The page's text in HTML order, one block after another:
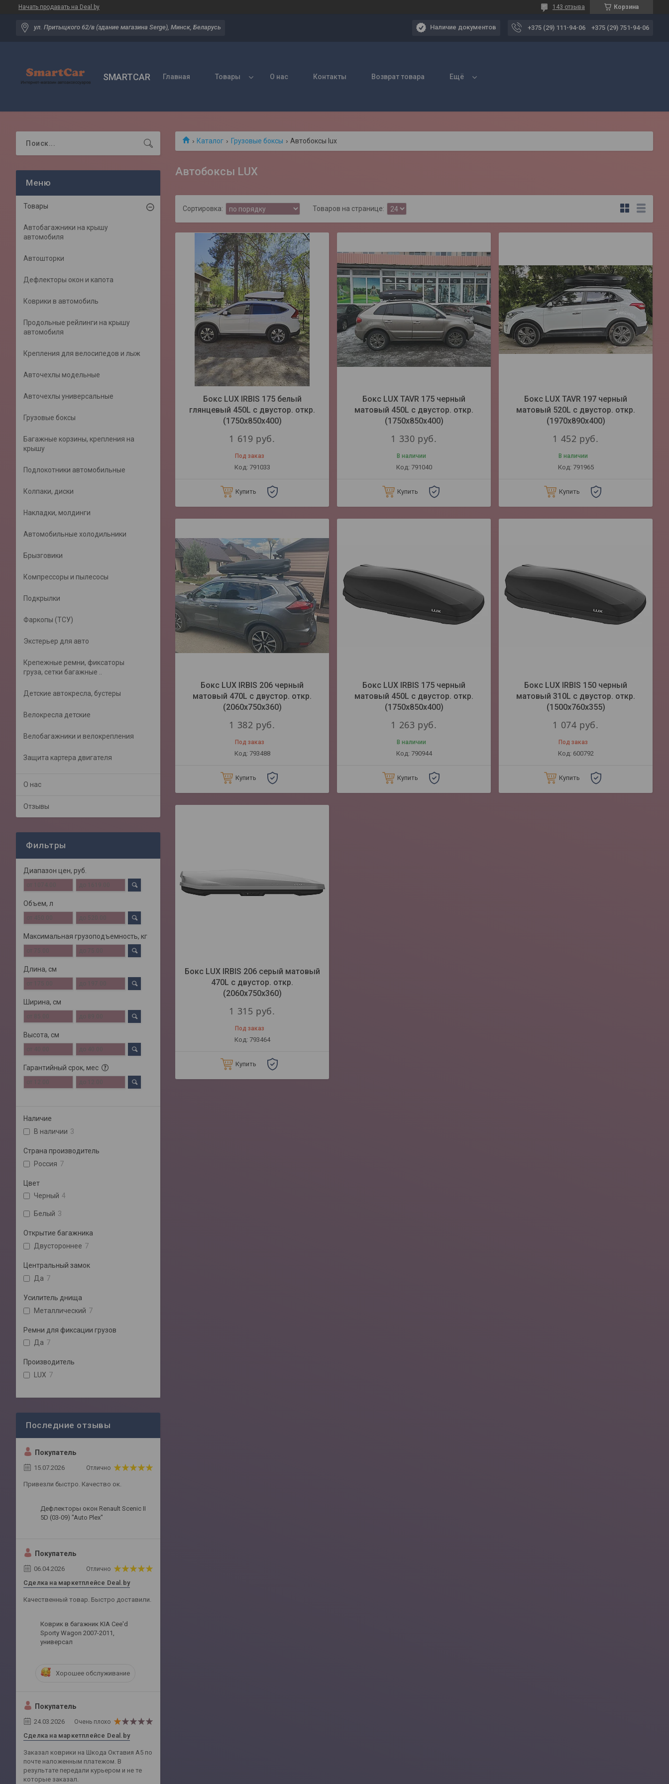
Начать продавать на Deal.by Корзина
143 отзыва
ул. Притыцкого 62/в (здание магазина Serge), Минск, Беларусь Наличие документов +375 (29) 111-94-06 +375 (29) 751-94-06
SMARTCAR Главная Товары О нас Контакты Возврат товара Ещё
Каталог Грузовые боксы Автобоксы lux
Автобоксы LUX
Бокс LUX IRBIS 175 белый
глянцевый 450L с двустор. откр.
(1750х850х400)
1 619 руб.
Под заказ
791033
Купить
Бокс LUX TAVR 175 черный
матовый 450L с двустор. откр.
(1750х850х400)
1 330 руб.
В наличии
791040
Купить
Бокс LUX TAVR 197 черный
матовый 520L с двустор. откр.
(1970х890х400)
1 452 руб.
В наличии
791965
Купить
Бокс LUX IRBIS 206 черный
матовый 470L с двустор. откр.
(2060х750х360)
1 382 руб.
Под заказ
793488
Купить
Бокс LUX IRBIS 175 черный
матовый 450L с двустор. откр.
(1750х850х400)
1 263 руб.
В наличии
790944
Купить
Бокс LUX IRBIS 150 черный
матовый 310L с двустор. откр.
(1500х760х355)
1 074 руб.
Под заказ
600792
Купить
Бокс LUX IRBIS 206 серый матовый
470L с двустор. откр.
(2060х750х360)
1 315 руб.
Под заказ
793464
Купить
Товары
Автобагажники на крышу
автомобиля
Автошторки
Дефлекторы окон и капота
Коврики в автомобиль
Продольные рейлинги на крышу
автомобиля
Крепления для велосипедов и лыж
Авточехлы модельные
Авточехлы универсальные
Грузовые боксы
Багажные корзины, крепления на
крышу
Подлокотники автомобильные
Колпаки, диски
Накладки, молдинги
Автомобильные холодильники
Брызговики
Компрессоры и пылесосы
Подкрылки
Фаркопы (ТСУ)
Экстерьер для авто
Крепежные ремни, фиксаторы
груза, сетки багажные ..
Детские автокресла, бустеры
Велокресла детские
Велобагажники и велокрепления
Защита картера двигателя
О нас
Отзывы
Фильтры
Диапазон цен, руб.
Объем, л
Максимальная грузоподъемность, кг
Длина, см
Ширина, см
Высота, см
Гарантийный срок, мес
Наличие
В наличии 3
Страна производитель
Россия 7
Цвет
Черный 4
Белый 3
Открытие багажника
Двустороннее 7
Центральный замок
Да 7
Усилитель днища
Металлический 7
Ремни для фиксации грузов
Да 7
Производитель
LUX 7
Покупатель
15.07.2026 Отлично
Привезли быстро. Качество ок.
Дефлекторы окон Renault Scenic II
5D (03-09) "Auto Plex"
Покупатель
06.04.2026 Отлично
Сделка на маркетплейсе Deal.by
Качественный товар. Быстро доставили.
Коврик в багажник KIA Cee'd
Sporty Wagon 2007-2011,
универсал
Хорошее обслуживание
Покупатель
24.03.2026 Очень плохо
Сделка на маркетплейсе Deal.by
Заказал коврики на Шкода Октавия А5 по
почте наложенным платежом. В
результате передали курьером и не те
которые заказал.